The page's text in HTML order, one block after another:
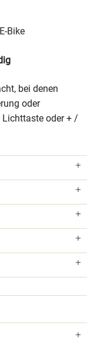
Bike
bei denen
oder
Lichttaste oder + /